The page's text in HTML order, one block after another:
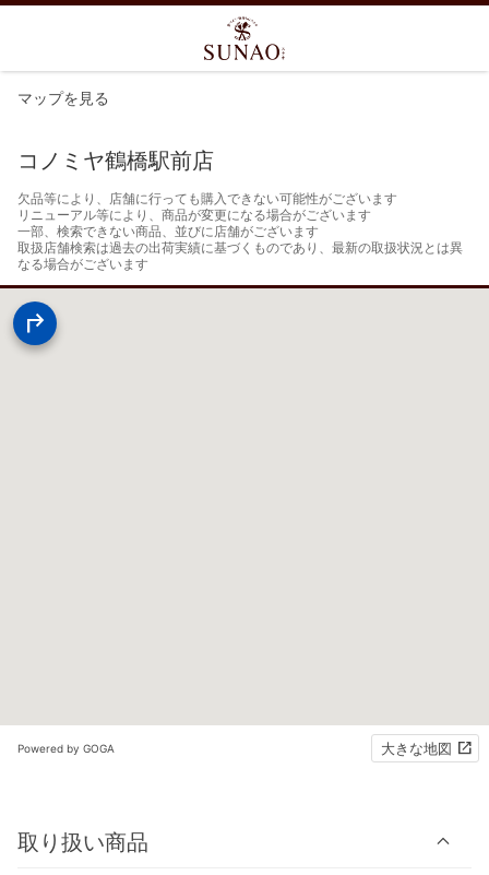
マップを見る
コノミヤ鶴橋駅前店
欠品等により、店舗に行っても購入できない可能性がございます
リニューアル等により、商品が変更になる場合がございます
一部、検索できない商品、並びに店舗がございます
取扱店舗検索は過去の出荷実績に基づくものであり、最新の取扱状況とは異
なる場合がございます
Powered by GOGA 大きな地図
取り扱い商品